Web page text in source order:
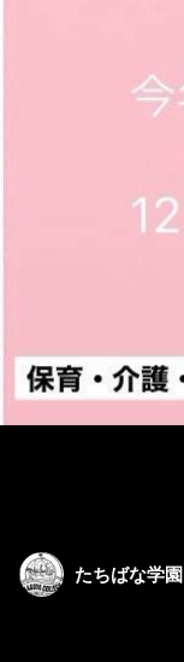
たちばな学園